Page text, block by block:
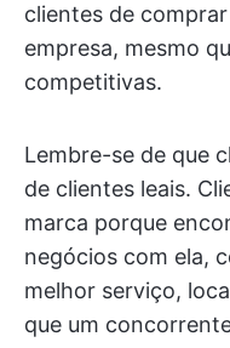
clientes de
empresa, mesmo
competitivas.
Lembre-se de que
de clientes leais.
marca porque
negócios com ela,
melhor serviço,
que um